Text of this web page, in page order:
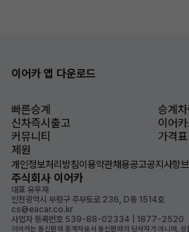
이어카 앱 다운로드
빠른승계
승계
신차즉시출고
이어
커뮤니티
가격표
제원
개인정보처리방침이용약관채용공고공지사항
주식회사 이어카
대표 유우재
인천광역시 부평구 주부토로 236, D동 1514호
cs@eacar.co.kr
사업자 등록번호 539-88-02334 | 1877-2520
이어카는 통신판매 중개자로서 통신판매의 당사자가 아니며,